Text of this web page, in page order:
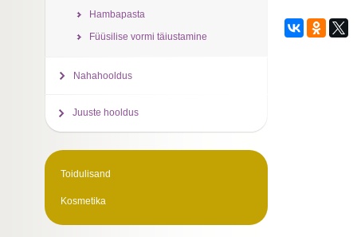
Hambapasta
Füüsilise vormi täiustamine
Nahahooldus
Juuste hooldus
Toidulisand
Kosmetika